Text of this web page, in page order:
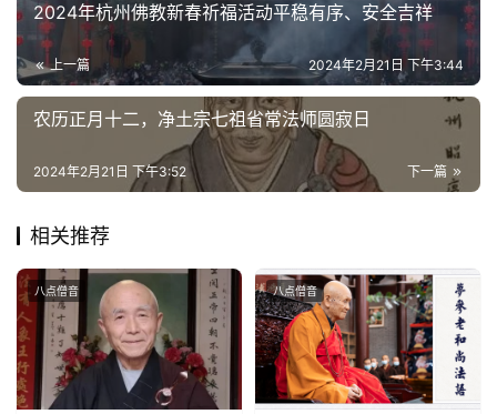
佛
教
艺
术
政
法
免
责
声
明
2024年杭州佛教新春祈福活动平稳有序、安全吉祥
上一篇 2024年2月21日 下午3:44
农历正月十二，净土宗七祖省常法师圆寂日
下一篇
2024年2月21日 下午3:52
相关推荐
八点僧音 八点僧音